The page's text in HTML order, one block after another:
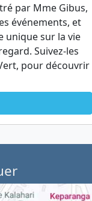
par Mme Gibus,
événements, et
unique sur la vie
Suivez-les
pour découvrir